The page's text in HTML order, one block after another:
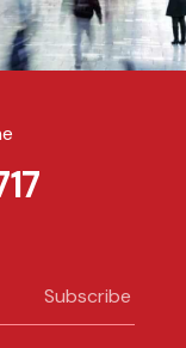
Subscribe